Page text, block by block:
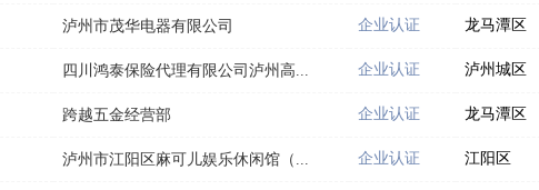
泸州市茂华电器有限公司 企业认证 龙马潭区
四川鸿泰保险代理有限公司泸州高... 企业认证 泸州城区
跨越五金经营部 企业认证 龙马潭区
泸州市江阳区麻可儿娱乐休闲馆（... 企业认证 江阳区